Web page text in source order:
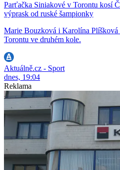
Parťačka Siniakové v Torontu kosí
výprask od ruské šampionky
Marie Bouzková i Karolína
Torontu ve druhém kole.
Aktuálně.cz - Sport
dnes, 19:04
Reklama